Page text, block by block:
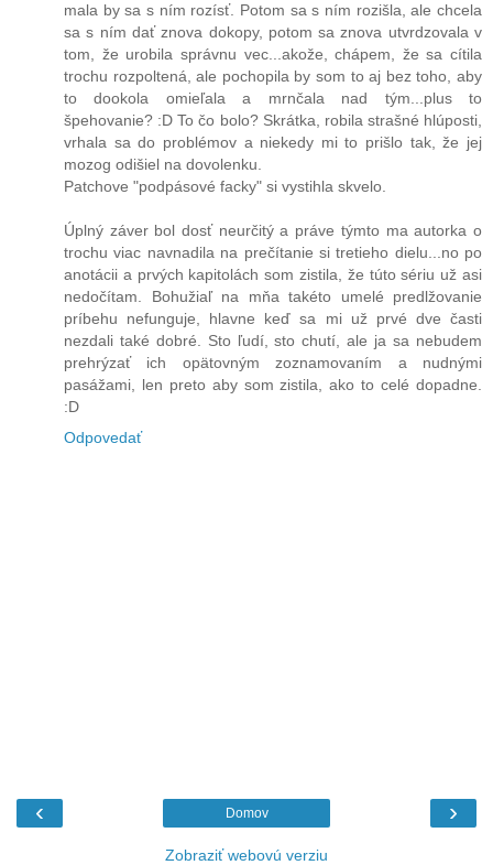
mala by sa s ním rozísť. Potom sa s ním rozišla, ale chcela
sa s ním dať znova dokopy, potom sa znova utvrdzovala v
tom, že urobila správnu vec...akože, chápem, že sa cítila
trochu rozpoltená, ale pochopila by som to aj bez toho, aby
to dookola omieľala a mrnčala nad tým...plus to
špehovanie? :D To čo bolo? Skrátka, robila strašné hlúposti,
vrhala sa do problémov a niekedy mi to prišlo tak, že jej
mozog odišiel na dovolenku.
Patchove "podpásové facky" si vystihla skvelo.
Úplný záver bol dosť neurčitý a práve týmto ma autorka o
trochu viac navnadila na prečítanie si tretieho dielu...no po
anotácii a prvých kapitolách som zistila, že túto sériu už asi
nedočítam. Bohužiaľ na mňa takéto umelé predlžovanie
príbehu nefunguje, hlavne keď sa mi už prvé dve časti
nezdali také dobré. Sto ľudí, sto chutí, ale ja sa nebudem
prehrýzať ich opätovným zoznamovaním a nudnými
pasážami, len preto aby som zistila, ako to celé dopadne.
:D
Odpovedať
‹ ›
Domov
Zobraziť webovú verziu